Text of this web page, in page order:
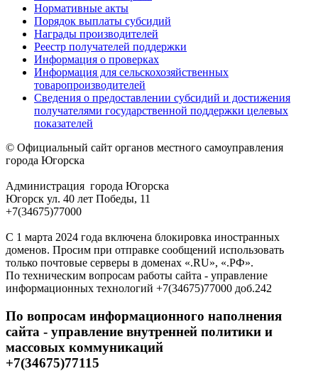
Нормативные акты
Порядок выплаты субсидий
Награды производителей
Реестр получателей поддержки
Информация о проверках
Информация для сельскохозяйственных
товаропроизводителей
Сведения о предоставлении субсидий и достижения
получателями государственной поддержки целевых
показателей
© Официальный сайт органов местного самоуправления
города Югорска
Администрация города Югорска
Югорск ул. 40 лет Победы, 11
+7(34675)77000
С 1 марта 2024 года включена блокировка иностранных
доменов. Просим при отправке сообщений использовать
только почтовые серверы в доменах «.RU», «.РФ».
По техническим вопросам работы сайта - управление
информационных технологий +7(34675)77000 доб.242
По вопросам информационного наполнения
сайта - управление внутренней политики и
массовых коммуникаций
+7(34675)77115